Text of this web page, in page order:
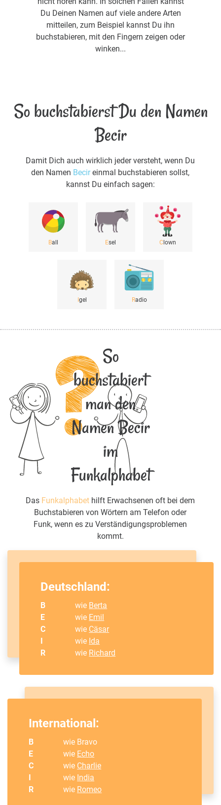
Du Deinen Namen auf viele andere Arten
mitteilen, zum Beispiel kannst Du ihn
buchstabieren, mit den Fingern zeigen oder
winken...
So buchstabierst Du den Namen
Becir
Damit Dich auch wirklich jeder versteht, wenn Du
den Namen Becireinmal buchstabieren sollst,
kannst Du einfach sagen:
Ball Esel Clown
Igel Radio
So
buchstabiert
man den
Namen Becir
im
Funkalphabet
Das Funkalphabet hilft Erwachsenen oft bei dem
Buchstabieren von Wörtern am Telefon oder
Funk, wenn es zu Verständigungsproblemen
kommt.
Deutschland:
B wie Berta
E
wie Emil
C
wie Cäsar
I
wie Ida
R
wie Richard
International:
B
wie Bravo
E
wie Echo
C
wie Charlie
I
wie India
R
wie Romeo